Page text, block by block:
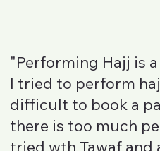
"Performing Hajj is
I tried to perform
difficult to book a
there is too much